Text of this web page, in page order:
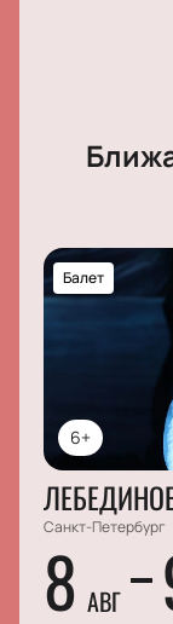
6+
Балет
Санкт-Петербург
8 АВГ